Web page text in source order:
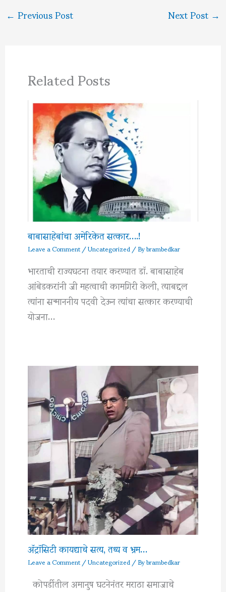
←Previous Post Next Post→
Related Posts
बाबासाहेबांचा अमेरिकेत सत्कार….!
Leave a Comment/Uncategorized/ Bybrambedkar
भारताची राज्यघटना तयार करण्यात डॉ. बाबासाहेब
आंबेडकरांनी जी महत्वाची कामगिरी केली, त्याबद्दल
त्यांना सन्माननीय पदवी देऊन त्यांचा सत्कार करण्याची
योजना…
अ‍ॅट्रॉसिटी कायद्याचे सत्य, तथ्य व भ्रम…
Leave a Comment/Uncategorized/ Bybrambedkar
कोपर्डीतील अमानुष घटनेनंतर मराठा समाजाचे